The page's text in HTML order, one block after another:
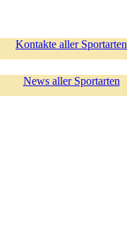
Kontakte aller Sportarten
News aller Sportarten